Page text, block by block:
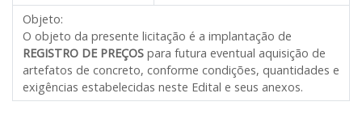
Objeto:
O objeto da presente licitação é a implantação de
REGISTRO DE PREÇOS para futura eventual aquisição de
artefatos de concreto, conforme condições, quantidades e
exigências estabelecidas neste Edital e seus anexos.